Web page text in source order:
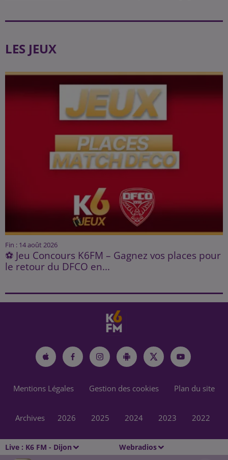
Live : K6 FM - Dijon Webradios
LES JEUX
Fin : 14 août 2026
⚽ Jeu Concours K6FM – Gagnez vos places pour
le retour du DFCO en...
Mentions Légales Gestion des cookies Plan du site
Archives 2026 2025 2024 2023 2022